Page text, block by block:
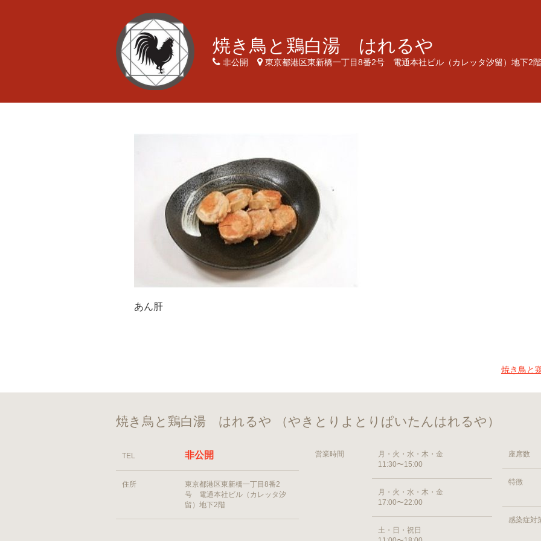
焼き鳥と鶏白湯 はれるや
非公開 東京都港区東新橋一丁目8番2号 電通本社ビル（カレッタ汐留）地下
あん肝
焼き鳥と
焼き鳥と鶏白湯 はれるや （やきとりよとりぱいたんはれるや）
TEL 非公開
住所
東京都港区東新橋一丁目8番2
号 電通本社ビル（カレッタ汐
留）地下2階
営業時間
月・火・水・木・金
11:30〜15:00
月・火・水・木・金
17:00〜22:00
土・日・祝日
座席数
特徴
感染症対